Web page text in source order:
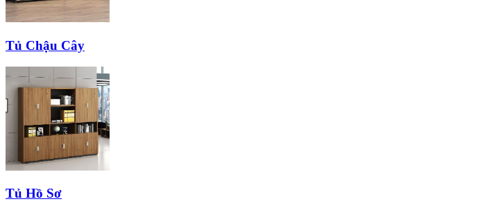
Tủ Chậu Cây
Tủ Hồ Sơ